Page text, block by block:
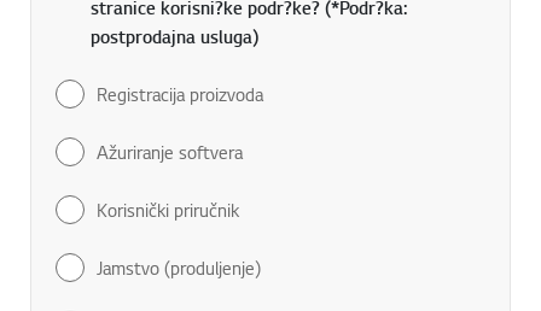
stranice korisni?ke podr?ke? (*Podr?ka:
postprodajna usluga)
Registracija proizvoda
Ažuriranje softvera
Korisnički priručnik
Jamstvo (produljenje)